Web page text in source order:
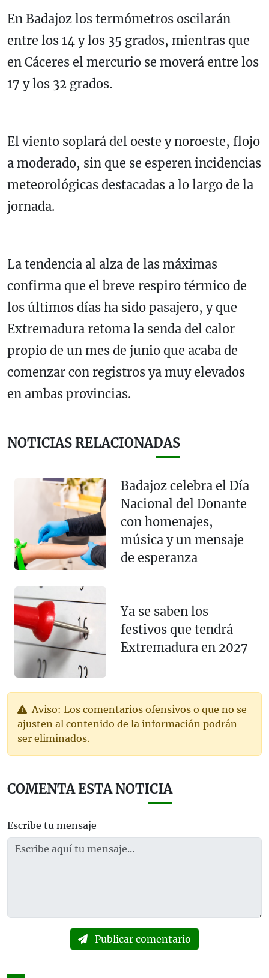
En Badajoz los termómetros oscilarán
entre los 14 y los 35 grados, mientras que
en Cáceres el mercurio se moverá entre los
17 y los 32 grados.
El viento soplará del oeste y noroeste, flojo
a moderado, sin que se esperen incidencias
meteorológicas destacadas a lo largo de la
jornada.
La tendencia al alza de las máximas
confirma que el breve respiro térmico de
los últimos días ha sido pasajero, y que
Extremadura retoma la senda del calor
propio de un mes de junio que acaba de
comenzar con registros ya muy elevados
en ambas provincias.
NOTICIAS RELACIONADAS
Badajoz celebra el Día
Nacional del Donante
con homenajes,
música y un mensaje
de esperanza
Ya se saben los
festivos que tendrá
Extremadura en 2027
Aviso: Los comentarios ofensivos o que no se
ajusten al contenido de la información podrán
ser eliminados.
COMENTA ESTA NOTICIA
Escribe tu mensaje
Publicar comentario